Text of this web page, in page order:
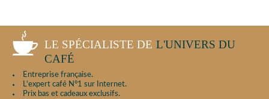
LE SPÉCIALISTE DE L'UNIVERS DU
CAFÉ
Entreprise française.
L'expert café N°1 sur Internet.
Prix bas et cadeaux exclusifs.